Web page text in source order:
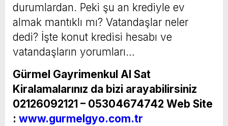
durumlardan. Peki şu an krediyle ev
almak mantıklı mı? Vatandaşlar neler
dedi? İşte konut kredisi hesabı ve
vatandaşların yorumları…
Gürmel Gayrimenkul Al Sat
Kiralamalarınız da bizi arayabilirsiniz
02126092121 – 05304674742 Web Site
: www.gurmelgyo.com.tr